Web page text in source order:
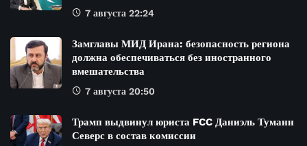
7 августа 22:24
Замглавы МИД Ирана: безопасность региона
должна обеспечиваться без иностранного
вмешательства
7 августа 20:50
Трамп выдвинул юриста FCC Даниэль Туманн
Северс в состав комиссии